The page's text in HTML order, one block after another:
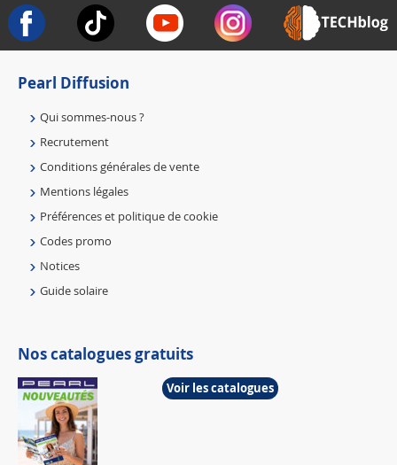
Pearl Diffusion
Qui sommes-nous ?
Recrutement
Conditions générales de vente
Mentions légales
Préférences et politique de cookie
Codes promo
Notices
Guide solaire
Nos catalogues gratuits
Voir les catalogues